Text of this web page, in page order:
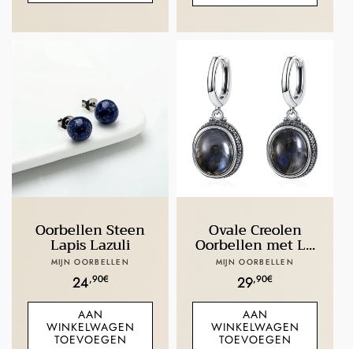
Oorbellen Steen
Lapis Lazuli
Verkoper:
MIJN OORBELLEN
Normale
prijs
24,90€
AAN
WINKELWAGEN
TOEVOEGEN
Ovale Creolen
Oorbellen met L...
Verkoper:
MIJN OORBELLEN
Normale
prijs
29,90€
AAN
WINKELWAGEN
TOEVOEGEN